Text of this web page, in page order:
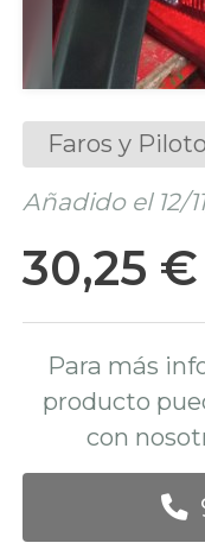
Faros y
Añadido el 12/
30,25 €
Para más
producto
con